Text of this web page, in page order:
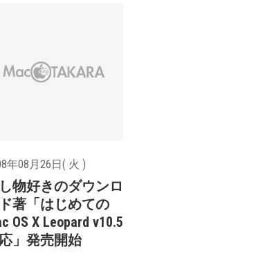
年08月26日( 火 )
物好きのダウンロ
著「はじめての
OS X Leopard v10.5
」発売開始